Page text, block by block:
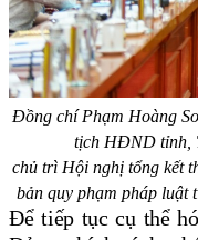
Đồng chí Phạm Hoàng
tịch HĐND tỉnh,
chủ trì Hội nghị tổng kết
bản quy phạm pháp luật
Để tiếp tục cụ thể